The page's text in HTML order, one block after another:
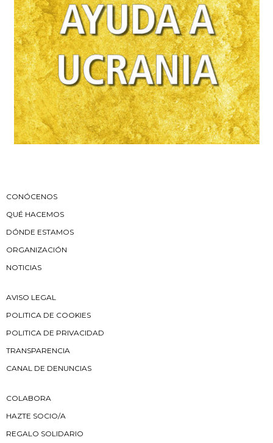
CONÓCENOS
QUÉ HACEMOS
DÓNDE ESTAMOS
ORGANIZACIÓN
NOTICIAS
AVISO LEGAL
POLITICA DE COOKIES
POLITICA DE PRIVACIDAD
TRANSPARENCIA
CANAL DE DENUNCIAS
COLABORA
HAZTE SOCIO/A
REGALO SOLIDARIO